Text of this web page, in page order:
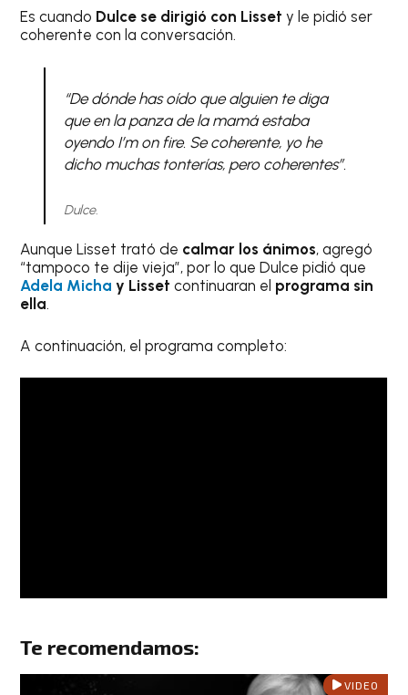
Es cuando Dulce se dirigió con Lisset y le pidió ser
coherente con la conversación.
“De dónde has oído que alguien te diga
que en la panza de la mamá estaba
oyendo I’m on fire. Se coherente, yo he
dicho muchas tonterías, pero coherentes”.
Dulce.
Aunque Lisset trató de calmar los ánimos, agregó
“tampoco te dije vieja”, por lo que Dulce pidió que
Adela Micha y Lisset continuaran el programa sin
ella.
A continuación, el programa completo:
Te recomendamos:
VIDEO